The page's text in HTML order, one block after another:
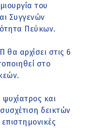
του
Συγγενών
Πεύκων.
αρχίσει στις 6
στο
και
δεικτών